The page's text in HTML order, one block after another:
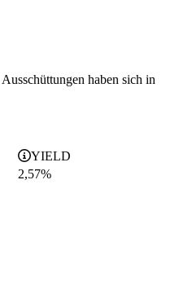
Ausschüttungen haben sich in
YIELD
2,57%